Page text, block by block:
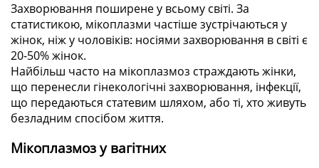
Захворювання поширене у всьому світі. За
статистикою, мікоплазми частіше зустрічаються у
жінок, ніж у чоловіків: носіями захворювання в світі є
20-50% жінок.
Найбільш часто на мікоплазмоз страждають жінки,
що перенесли гінекологічні захворювання, інфекції,
що передаються статевим шляхом, або ті, хто живуть
безладним спосібом життя.
Мікоплазмоз у вагітних